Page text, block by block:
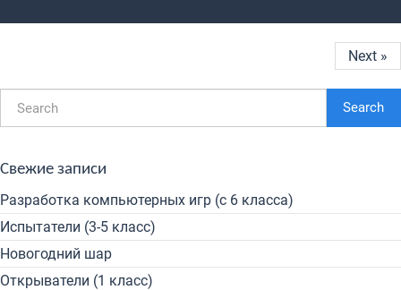
Next »
Search
Свежие записи
Разработка компьютерных игр (с 6 класса)
Испытатели (3-5 класс)
Новогодний шар
Открыватели (1 класс)